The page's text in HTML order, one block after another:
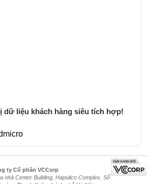
dữ liệu khách hàng siêu tích hợp!
ty Cổ phần VCCorp
nhà Center Building, Hapulico Complex, Số